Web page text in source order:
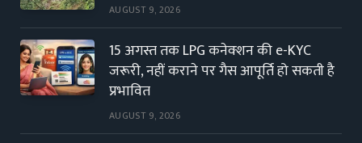
AUGUST 9, 2026
15 अगस्त तक LPG कनेक्शन की e-KYC
जरूरी, नहीं कराने पर गैस आपूर्ति हो सकती है
प्रभावित
AUGUST 9, 2026